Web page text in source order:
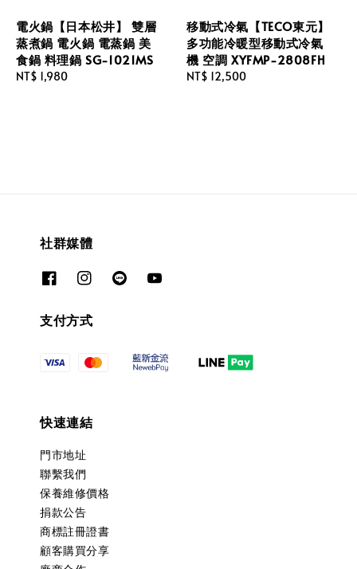
電火鍋【日本松井】 雙層
蒸煮鍋 電火鍋 電蒸鍋 美
食鍋 料理鍋 SG-1021MS
Regular
NT$ 1,980
移動式冷氣【TECO東元】
多功能冷暖型移動式冷氣
機 空調 XYFMP-2808FH
Regular
NT$ 12,500
社群媒體
支付方式
快速連結
門市地址
聯繫我們
保養維修價格
捐款公告
商標註冊證書
顧客購買分享